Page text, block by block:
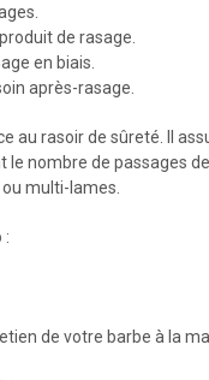
de rasage.
en biais.
après-rasage.
au rasoir de sûreté. Il
le nombre de passages
multi-lames.
:
de votre barbe à la